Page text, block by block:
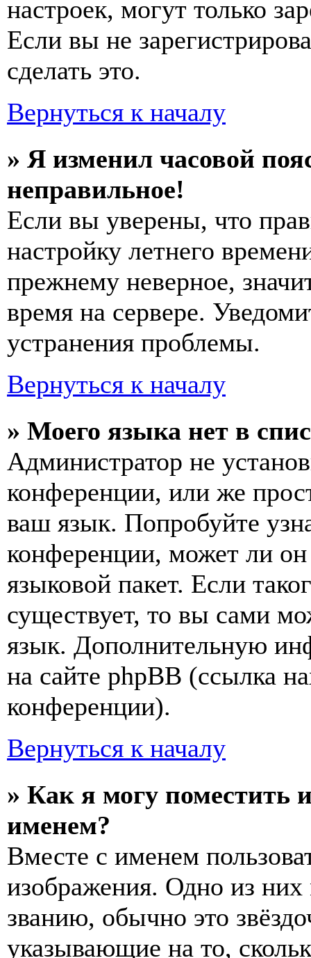
настроек, могут только
Если вы не
сделать это.
Вернуться к началу
» Я изменил часовой
неправильное!
Если вы уверены, что
настройку летнего
прежнему неверное,
время на сервере.
устранения проблемы.
Вернуться к началу
» Моего языка нет в
Администратор не
конференции, или же
ваш язык. Попробуйте
конференции, может ли
языковой пакет. Если
существует, то вы сами
язык. Дополнительную
на сайте phpBB (ссылка
конференции).
Вернуться к началу
» Как я могу поместить
именем?
Вместе с именем
изображения. Одно из
званию, обычно это
указывающие на то,